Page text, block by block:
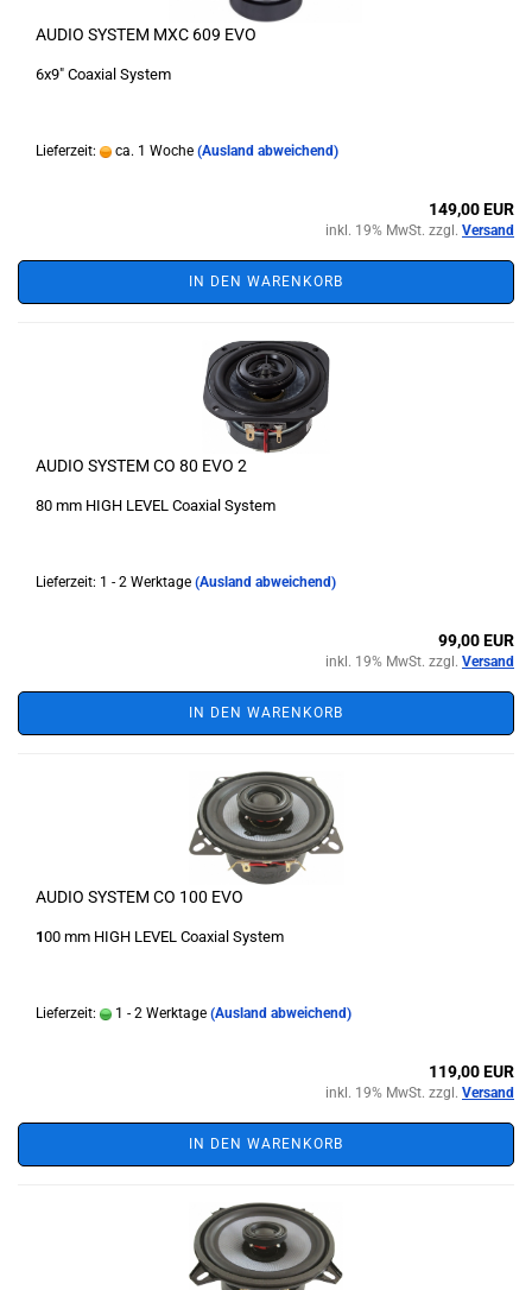
AUDIO SYSTEM MXC 609 EVO
6x9" Coaxial System
Lieferzeit: ca. 1 Woche (Ausland abweichend)
149,00 EUR
inkl. 19% MwSt. zzgl. Versand
IN DEN WARENKORB
AUDIO SYSTEM CO 80 EVO 2
80 mm HIGH LEVEL Coaxial System
Lieferzeit: 1 - 2 Werktage (Ausland abweichend)
99,00 EUR
inkl. 19% MwSt. zzgl. Versand
IN DEN WARENKORB
AUDIO SYSTEM CO 100 EVO
100 mm HIGH LEVEL Coaxial System
Lieferzeit: 1 - 2 Werktage (Ausland abweichend)
119,00 EUR
inkl. 19% MwSt. zzgl. Versand
IN DEN WARENKORB